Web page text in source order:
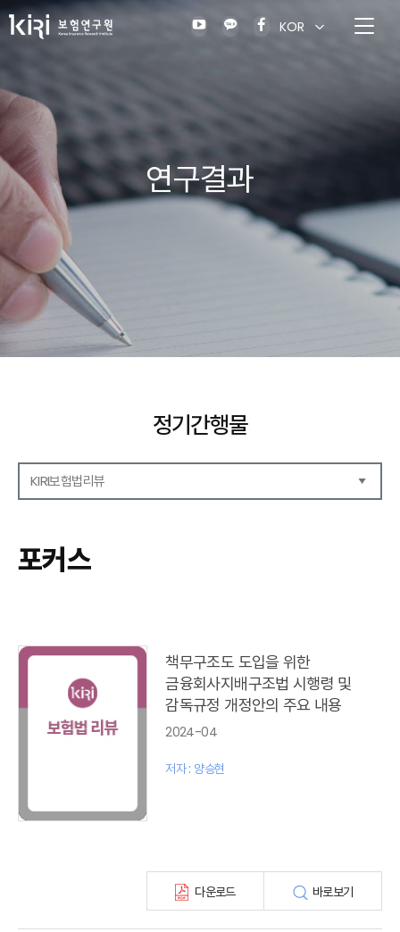
KOR
연구결과
정기간행물
KIRI보험법리뷰
보험금융연구
KIRI 리포트
포커스
특별기고
보험법 동향
보험총서
보험회사 재무분석(종간)
포커스
책무구조도 도입을 위한
금융회사지배구조법 시행령 및
감독규정 개정안의 주요 내용
2024-04
저자 : 양승현
다운로드 바로보기